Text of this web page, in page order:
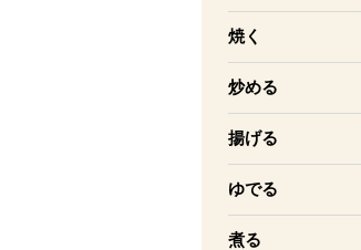
焼く
炒める
揚げる
ゆでる
煮る